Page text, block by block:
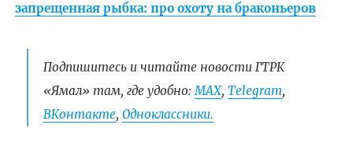
запрещенная рыбка: про охоту на браконьеров
Подпишитесь и читайте новости ГТРК
«Ямал» там, где удобно: МАХ, Telegram,
ВКонтакте, Одноклассники.